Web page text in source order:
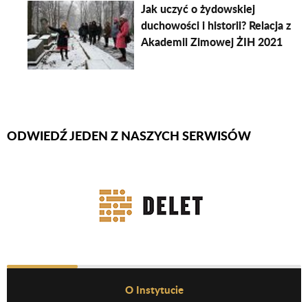
Jak uczyć o żydowskiej
duchowości i historii? Relacja z
Akademii Zimowej ŻIH 2021
Firmy Rotator
ODWIEDŹ JEDEN Z NASZYCH SERWISÓW
Before Footer MenuO Instytucie